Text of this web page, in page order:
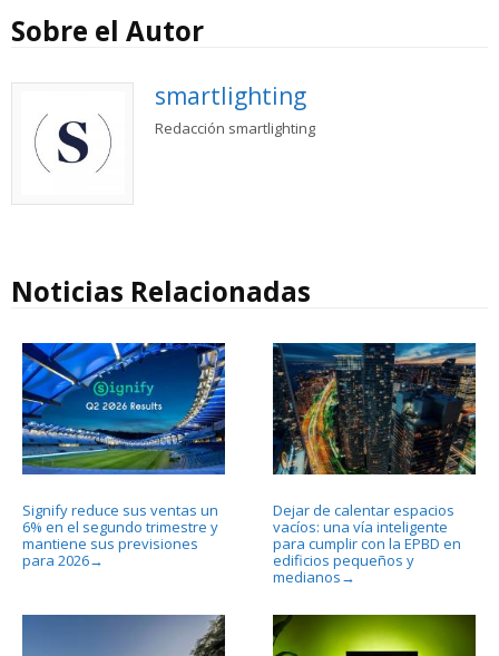
Sobre el Autor
smartlighting
Redacción smartlighting
Noticias Relacionadas
Signify reduce sus ventas un
6% en el segundo trimestre y
mantiene sus previsiones
para 2026→
Dejar de calentar espacios
vacíos: una vía inteligente
para cumplir con la EPBD en
edificios pequeños y
medianos →